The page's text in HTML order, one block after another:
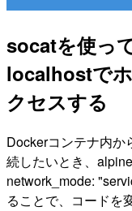
socatを使っ
localhostで
クセスする
Dockerコンテナ内
続したいとき、
network_mode:
ることで、コードを